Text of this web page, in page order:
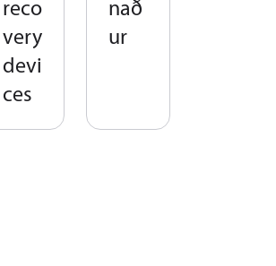
reco
very
devi
ces
nað
ur